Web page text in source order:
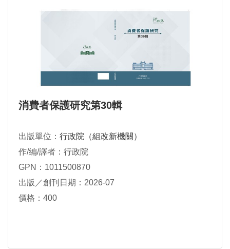
消費者保護研究第30輯
出版單位： 行政院（組改新機關）
作/編/譯者：行政院
GPN：1011500870
出版／創刊日期：2026-07
價格：400